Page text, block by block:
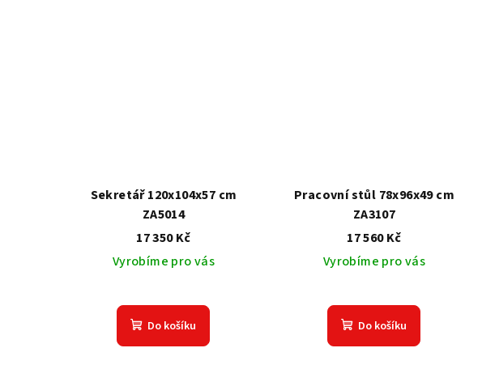
Sekretář 120x104x57 cm
ZA5014
17 350 Kč
Vyrobíme pro vás
Do košíku
Pracovní stůl 78x96x49 cm
ZA3107
17 560 Kč
Vyrobíme pro vás
Do košíku